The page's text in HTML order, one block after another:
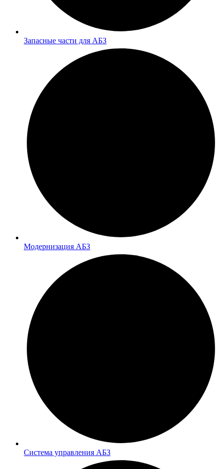
Запасные части для АБЗ
Модернизация АБЗ
Система управления АБЗ